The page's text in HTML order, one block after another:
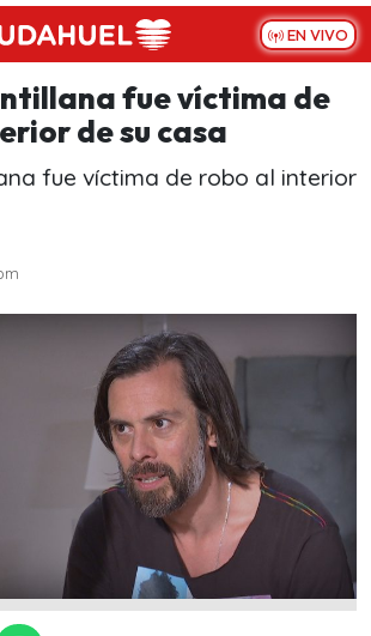
EN VIVO
fue víctima de
de su casa
fue víctima de robo al interior